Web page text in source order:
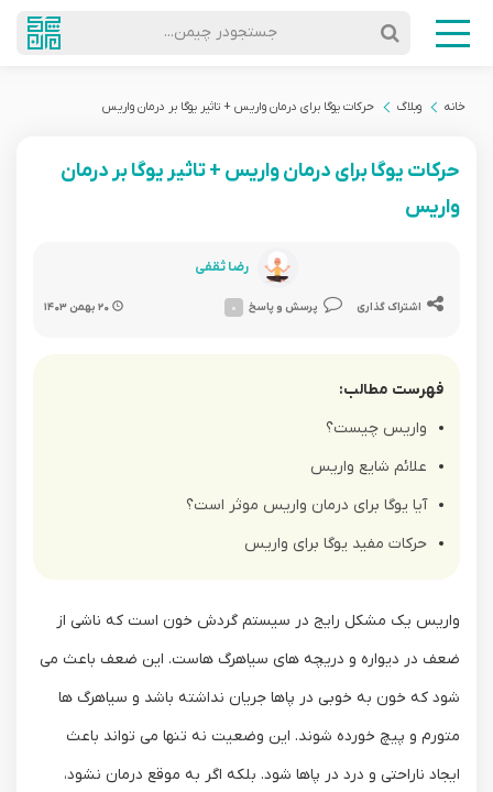
جستجودر چیمن...
خانه وبلاگ حرکات یوگا برای درمان واریس + تاثیر یوگا بر درمان واریس
حرکات یوگا برای درمان واریس + تاثیر یوگا بر درمان
واریس
رضا ثقفی
اشتراک گذاری پرسش و پاسخ ۰ ۲۰ بهمن ۱۴۰۳
فهرست مطالب:
واریس چیست؟
علائم شایع واریس
آیا یوگا برای درمان واریس موثر است؟
حرکات مفید یوگا برای واریس
واریس یک مشکل رایج در سیستم گردش خون است که ناشی از
ضعف در دیواره و دریچه ‌های سیاهرگ‌ هاست. این ضعف باعث می
‌شود که خون به‌ خوبی در پاها جریان نداشته باشد و سیاهرگ ‌ها
متورم و پیچ ‌خورده شوند. این وضعیت نه‌ تنها می ‌تواند باعث
ایجاد ناراحتی و درد در پاها شود. بلکه اگر به‌ موقع درمان نشود،